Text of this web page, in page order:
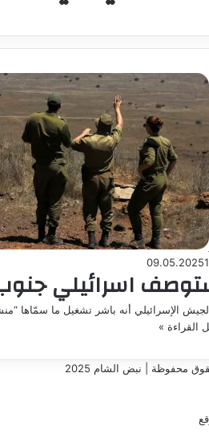
09.05.2025
اسرائيلي جنوب
الإسرائيلي أنه باشر تشغيل ما سمّاها
القراءة »
محفوظة | نبض الشام 2025